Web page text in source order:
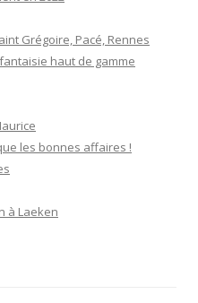
Grégoire, Pacé, Rennes
haut de gamme
les bonnes affaires !
à Laeken